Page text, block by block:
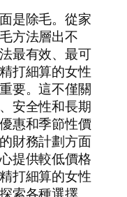
是除毛。從家
方法層出不
最有效、最可
打細算的女性
要。這不僅關
安全性和長期
惠和季節性價
財務計劃方面
提供較低價格
打細算的女性